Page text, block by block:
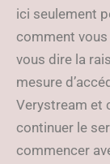
ici seulement
comment vous
vous dire la
mesure
Verystream et
continuer le
commencer